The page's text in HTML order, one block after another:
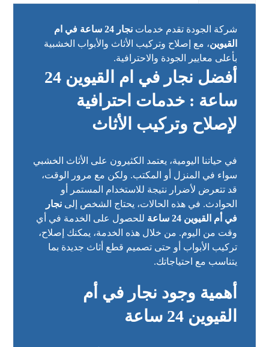
شركة الجودة تقدم خدمات
نجار 24 ساعة في ام
القيوين، مع إصلاح وتركيب الأثاث والأبواب الخشبية
بأعلى معايير الجودة والاحترافية.
أفضل نجار في ام القيوين 24
ساعة : خدمات احترافية
لإصلاح وتركيب الأثاث
في حياتنا اليومية، يعتمد الكثيرون على الأثاث الخشبي
سواء في المنزل أو المكتب. ولكن مع مرور الوقت،
قد تتعرض لأضرار نتيجة للاستخدام المستمر أو
الحوادث. في هذه الحالات، يحتاج الشخص إلىنجار
في أم القيوين 24 ساعة
للحصول على الخدمة في أي
وقت من اليوم. من خلال هذه الخدمة، يمكنك إصلاح،
تركيب الأبواب أو حتى تصميم قطع أثاث جديدة بما
يتناسب مع احتياجاتك.
أهمية وجود نجار في أم
القيوين 24 ساعة